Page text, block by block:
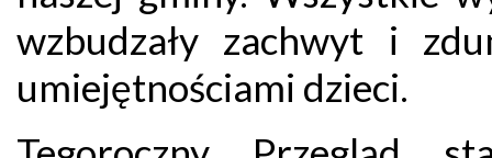
wzbudzały zachwyt i
umiejętnościami dzieci.